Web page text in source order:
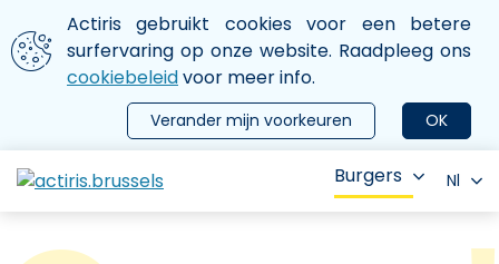
Aller au contenu principal
We gebruiken cookies
Actiris gebruikt cookies voor een betere
surfervaring op onze website. Raadpleeg ons
cookiebeleidvoor meer info.
OK
Verander mijn voorkeuren
le menu
Burgers Nl